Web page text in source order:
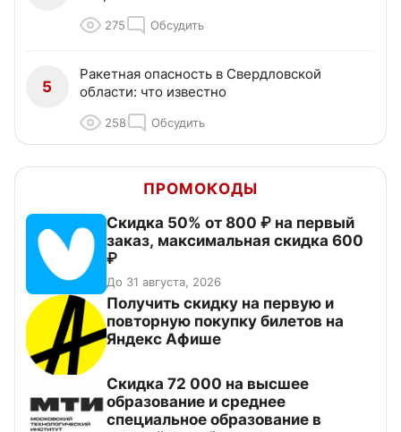
275 Обсудить
5
Ракетная опасность в Свердловской
области: что известно
258 Обсудить
ПРОМОКОДЫ
Скидка 50% от 800 ₽ на первый
заказ, максимальная скидка 600
₽
До 31 августа, 2026
Получить скидку на первую и
повторную покупку билетов на
Яндекс Афише
Скидка 72 000 на высшее
образование и среднее
специальное образование в